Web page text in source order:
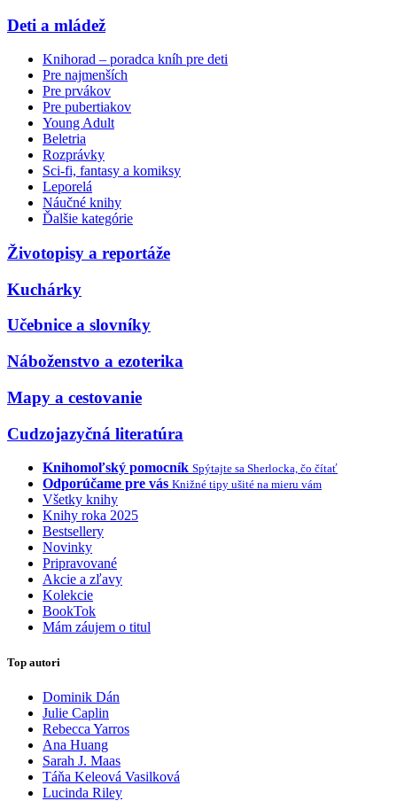
Deti a mládež
Knihorad – poradca kníh pre deti
Pre najmenších
Pre prvákov
Pre pubertiakov
Young Adult
Beletria
Rozprávky
Sci-fi, fantasy a komiksy
Leporelá
Náučné knihy
Ďalšie kategórie
Životopisy a reportáže
Kuchárky
Učebnice a slovníky
Náboženstvo a ezoterika
Mapy a cestovanie
Cudzojazyčná literatúra
Knihomoľský pomocník Spýtajte sa Sherlocka, čo čítať
Odporúčame pre vás Knižné tipy ušité na mieru vám
Všetky knihy
Knihy roka 2025
Bestsellery
Novinky
Pripravované
Akcie a zľavy
Kolekcie
BookTok
Mám záujem o titul
Top autori
Dominik Dán
Julie Caplin
Rebecca Yarros
Ana Huang
Sarah J. Maas
Táňa Keleová Vasilková
Lucinda Riley